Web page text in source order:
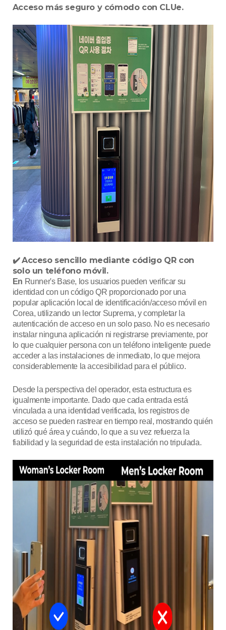
Acceso más seguro y cómodo con CLUe.
✔️Acceso sencillo mediante código QR con
solo un teléfono móvil.
En Runner's Base, los usuarios pueden verificar su
identidad con un código QR proporcionado por una
popular aplicación local de identificación/acceso móvil en
Corea, utilizando un lector Suprema, y completar la
autenticación de acceso en un solo paso. No es necesario
instalar ninguna aplicación ni registrarse previamente, por
lo que cualquier persona con un teléfono inteligente puede
acceder a las instalaciones de inmediato, lo que mejora
considerablemente la accesibilidad para el público.
Desde la perspectiva del operador, esta estructura es
igualmente importante. Dado que cada entrada está
vinculada a una identidad verificada, los registros de
acceso se pueden rastrear en tiempo real, mostrando quién
utilizó qué área y cuándo, lo que a su vez refuerza la
fiabilidad y la seguridad de esta instalación no tripulada.